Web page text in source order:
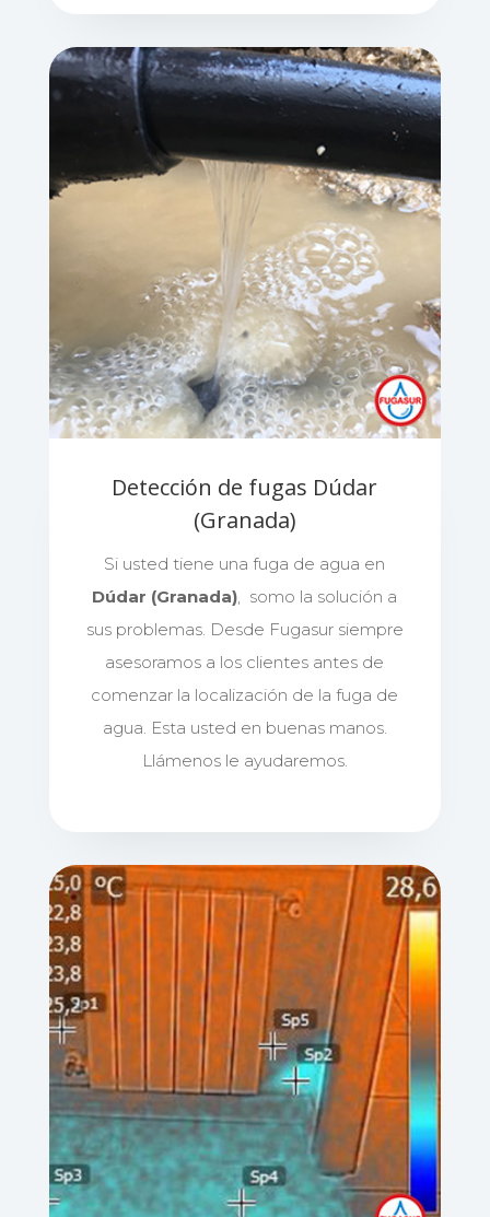
Detección de fugas Dúdar
(Granada)
Si usted tiene una fuga de agua en
Dúdar (Granada), somo la solución a
sus problemas. Desde Fugasur siempre
asesoramos a los clientes antes de
comenzar la localización de la fuga de
agua. Esta usted en buenas manos.
Llámenos le ayudaremos.